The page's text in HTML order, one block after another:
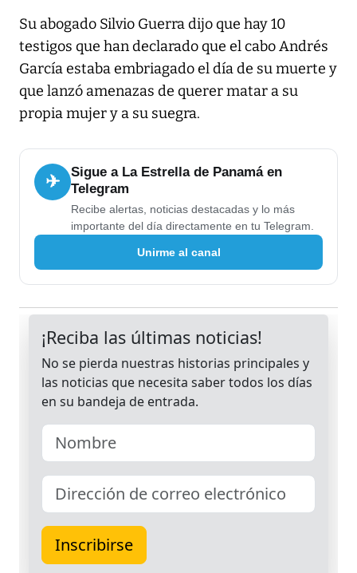
Su abogado Silvio Guerra dijo que hay 10
testigos que han declarado que el cabo Andrés
García estaba embriagado el día de su muerte y
que lanzó amenazas de querer matar a su
propia mujer y a su suegra.
✈
Sigue a La Estrella de Panamá en
Telegram
Recibe alertas, noticias destacadas y lo más
importante del día directamente en tu Telegram.
Unirme al canal